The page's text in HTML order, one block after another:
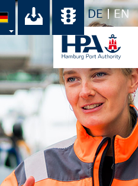
DE EN
im
Ihr Download-